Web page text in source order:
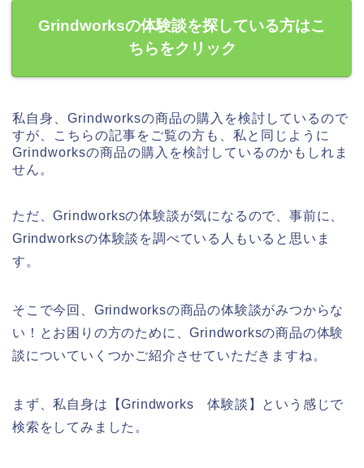
Grindworksの体験談を探している方はこ
ちらをクリック
私自身、Grindworksの商品の購入を検討しているので
すが、こちらの記事をご覧の方も、私と同じように
Grindworksの商品の購入を検討しているのかもしれま
せん。
ただ、Grindworksの体験談が気になるので、事前に、
Grindworksの体験談を調べている人もいると思いま
す。
そこで今回、Grindworksの商品の体験談がみつからな
い！とお困りの方のために、Grindworksの商品の体験
談についていくつかご紹介させていただきますね。
まず、私自身は【Grindworks 体験談】という感じで
検索をしてみました。